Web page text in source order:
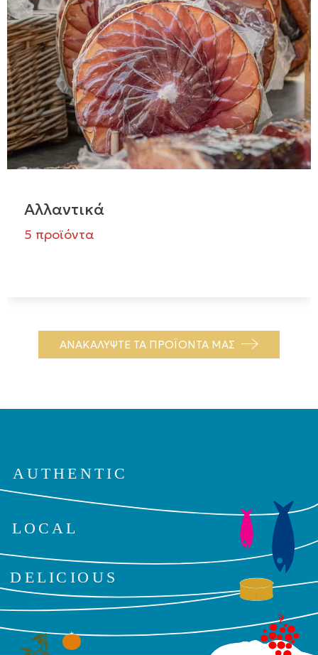
Αλλαντικά
5 προϊόντα
ΑΝΑΚΑΛΥΨΤΕ ΤΑ ΠΡΟΪΟΝΤΑ ΜΑΣ